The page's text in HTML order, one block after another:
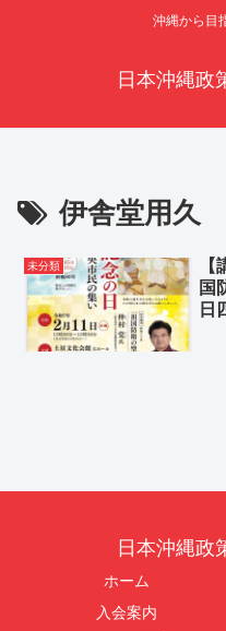
沖縄から目
日本沖縄政
伊舎堂用久
未分類
国
日
日本沖縄政
ホーム
入会案内